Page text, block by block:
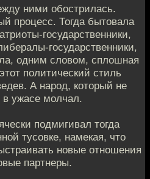
ними обострилась.
процесс. Тогда бытовала
государственники,
государственники,
одним словом, сплошная
политический стиль
А народ, который не
в ужасе молчал.
подмигивал тогда
тусовке, намекая, что
новые отношения
партнеры.